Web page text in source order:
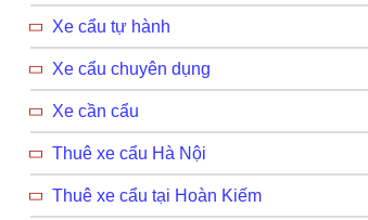
Xe cẩu tự hành
Xe cẩu chuyên dụng
Xe cần cẩu
Thuê xe cẩu Hà Nội
Thuê xe cẩu tại Hoàn Kiếm